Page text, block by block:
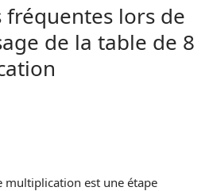
fréquentes lors de
de la table de 8
multiplication est une étape